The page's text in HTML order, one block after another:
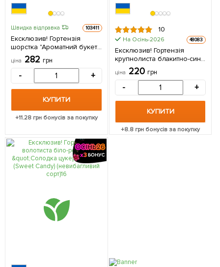
Швидка відправка 103411
Ексклюзив! Гортензія
шорстка "Ароматний букет"
(Aromatic Bouquet)
(морозостійкий сорт) 1
саджанець в упаковці
ціна 282 грн
- +
КУПИТИ
+11.28грн бонусів за покупку
10
На Осінь-2026 48083
Ексклюзив! Гортензія
крупнолиста блакитно-синя
"Сон Емми" (преміальний,
невибагливий сорт) 1
саджанець в упаковці
ціна 220 грн
- +
КУПИТИ
+8.8 грн бонусів за покупку